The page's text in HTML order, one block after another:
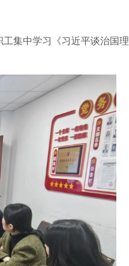
集中学习《习近平谈治国理